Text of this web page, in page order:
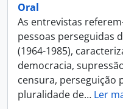
Oral
As entrevistas
pessoas perseguidas
(1964-1985),
democracia,
censura, perseguição
pluralidade de… Ler